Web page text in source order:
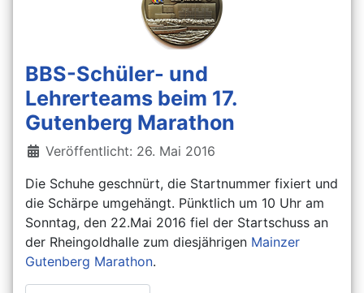
BBS-Schüler- und
Lehrerteams beim 17.
Gutenberg Marathon
Details
Veröffentlicht: 26. Mai 2016
Die Schuhe geschnürt, die Startnummer fixiert und
die Schärpe umgehängt. Pünktlich um 10 Uhr am
Sonntag, den 22.Mai 2016 fiel der Startschuss an
der Rheingoldhalle zum diesjährigen Mainzer
Gutenberg Marathon.